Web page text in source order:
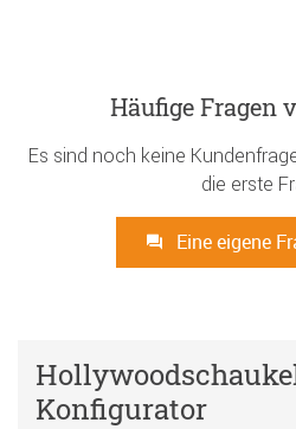
Häufige Fragen
Es sind noch keine
die erste
Eine eigene
Konfigurator